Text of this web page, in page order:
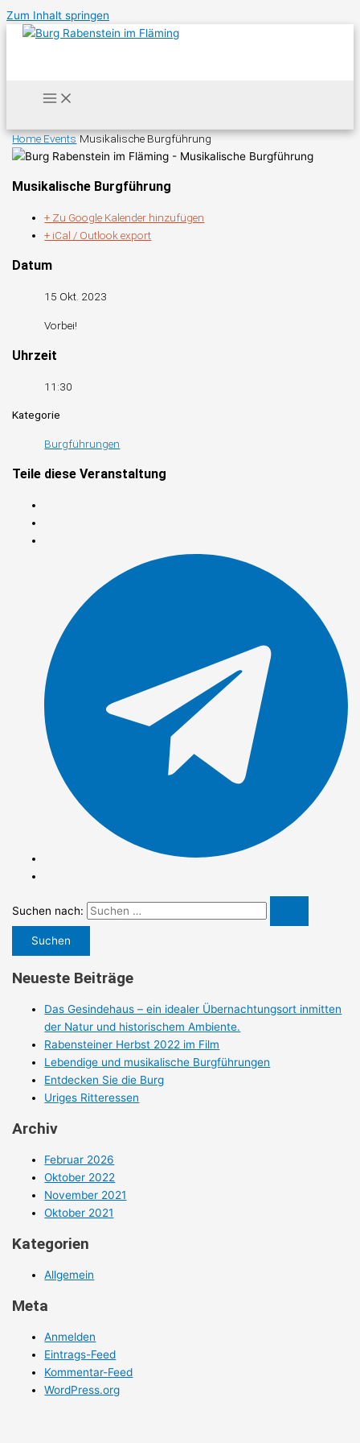
Zum Inhalt springen
HomeEvents Musikalische Burgführung
Musikalische Burgführung
+ Zu Google Kalender hinzufügen
+ iCal / Outlook export
Datum
15 Okt. 2023
Vorbei!
Uhrzeit
11:30
Kategorie
Burgführungen
Teile diese Veranstaltung
Suchen nach:
Neueste Beiträge
Das Gesindehaus – ein idealer Übernachtungsort inmitten
der Natur und historischem Ambiente.
Rabensteiner Herbst 2022 im Film
Lebendige und musikalische Burgführungen
Entdecken Sie die Burg
Uriges Ritteressen
Archiv
Februar 2026
Oktober 2022
November 2021
Oktober 2021
Kategorien
Allgemein
Meta
Anmelden
Eintrags-Feed
Kommentar-Feed
WordPress.org